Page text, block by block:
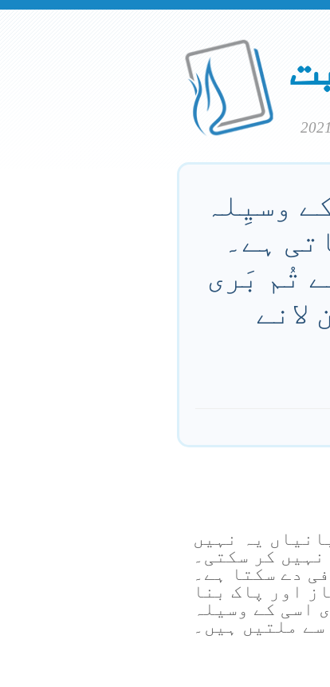
وسیِلہ
ہے۔
تُم بَری
یہ نہیں
کر سکتی۔
دے سکتا ہے۔
اور پاک بنا
اسی کے وسیلہ
سے ملتیں ہیں۔